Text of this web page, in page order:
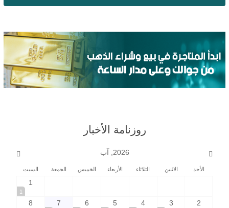
روزنامة الأخبار
2026, آب
الأحد الاثنين الثلاثاء الأربعاء الخميس الجمعة السبت
1
1
2
3
4
5
6
7
8